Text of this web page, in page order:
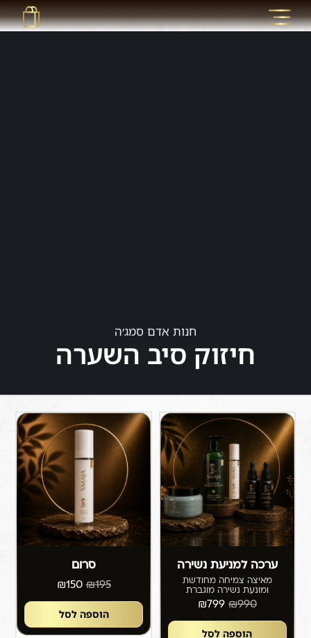
חנות אדם סמג׳ה
חיזוק סיב השערה
ערכה למניעת נשירה
מאיצה צמיחה מחודשת
ומונעת נשירה מוגברת
₪990
₪799
הוספה לסל
סרום
₪195
₪150
הוספה לסל